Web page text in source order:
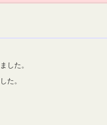
した。
た。